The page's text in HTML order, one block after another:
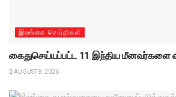
இலங்கை செய்திகள்
கைதுசெய்யப்பட்ட 11 இந்திய மீனவர்களை
AUGUST 8, 2026